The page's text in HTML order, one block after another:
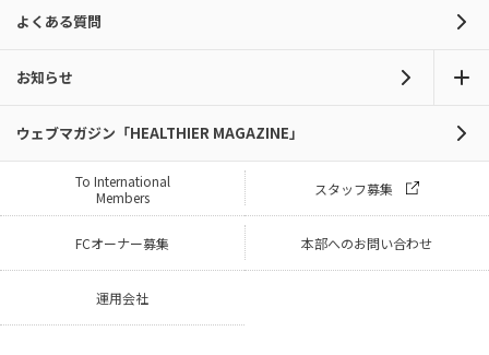
よくある質問
お知らせ
ウェブマガジン「HEALTHIER MAGAZINE」
To International
Members
スタッフ募集
FCオーナー募集 本部へのお問い合わせ
運用会社